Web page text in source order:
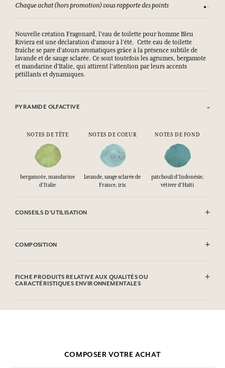
Chaque achat (hors promotion) vous rapporte des points
Nouvelle création Fragonard, l'eau de toilette pour homme Bleu
Riviera est une déclaration d'amour à l'été. Cette eau de toilette
fraîche se pare d'atours aromatiques grâce à la présence subtile de
lavande et de sauge sclarée. Ce sont toutefois les agrumes, bergamote
et mandarine d'Italie, qui attirent l'attention par leurs accents
pétillants et dynamiques.
PYRAMIDE OLFACTIVE
NOTES DE TÊTE NOTES DE COEUR NOTES DE FOND
bergamote, mandarine
d'Italie
lavande, sauge sclarée de
France, iris
patchouli d'Indonésie,
vétiver d'Haïti
CONSEILS D'UTILISATION
COMPOSITION
Limonene, Linalool, Citronellol, Alpha-Isomethyl lonone, Citral,
Coumarin, Geraniol.
FICHE PRODUITS RELATIVE AUX QUALITÉS OU
CARACTÉRISTIQUES ENVIRONNEMENTALES
Veuillez consulter les qualités ou caractéristiques environnementales
COMPOSER VOTRE ACHAT